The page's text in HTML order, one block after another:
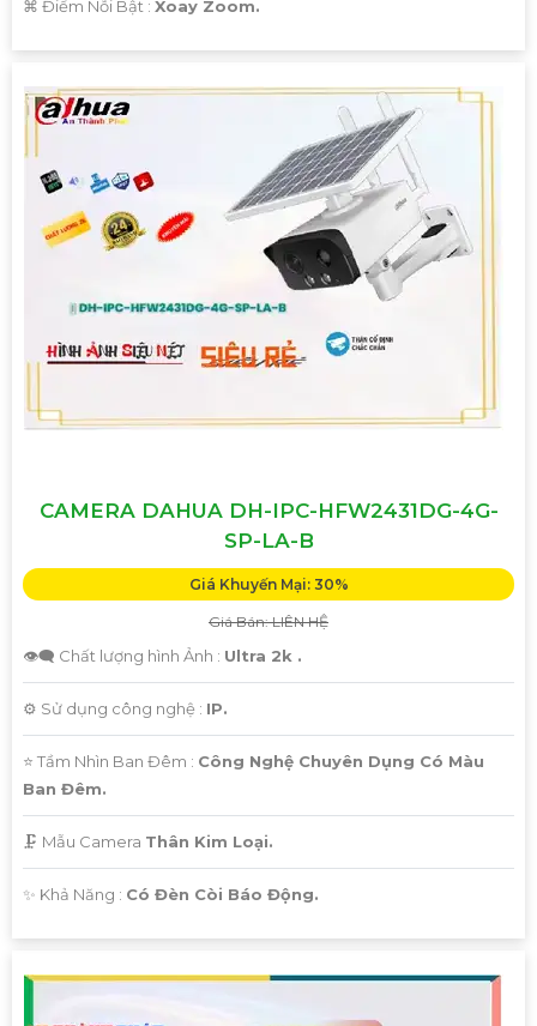
️⌘ Điểm Nỗi Bật : Xoay Zoom.
CAMERA DAHUA DH-IPC-HFW2431DG-4G-
SP-LA-B
Giá Khuyến Mại: 30%
Giá Bán: LIÊN HỆ
👁️‍🗨 Chất lượng hình Ảnh : Ultra 2k .
⚙ Sử dụng công nghệ : IP.
⭐ Tầm Nhìn Ban Đêm : Công Nghệ Chuyên Dụng Có Màu
Ban Đêm.
🗜️ Mẫu Camera Thân Kim Loại.
️✨ Khả Năng : Có Đèn Còi Báo Động.